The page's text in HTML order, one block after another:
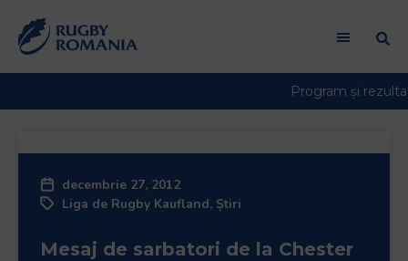
in
decembrie 27, 2012
Liga de Rugby Kaufland, Știri
Mesaj de sarbatori de la Chester